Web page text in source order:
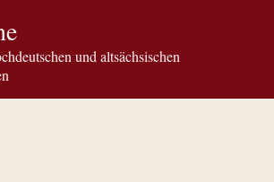
und altsächsischen